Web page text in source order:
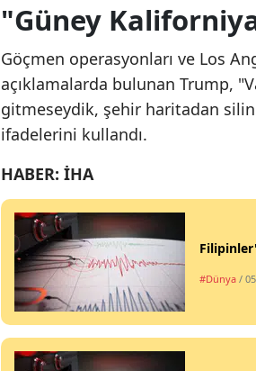
"Güney
Göçmen operasyonları ve Los
açıklamalarda bulunan Trump,
gitmeseydik, şehir haritadan
ifadelerini kullandı.
HABER: İHA
#Dünya /